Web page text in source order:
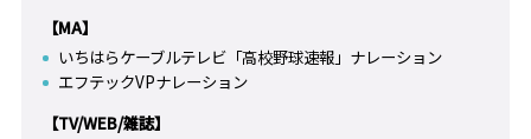
【MA】
いちはらケーブルテレビ「高校野球速報」ナレーション
エフテックVPナレーション
【TV/WEB/雑誌】